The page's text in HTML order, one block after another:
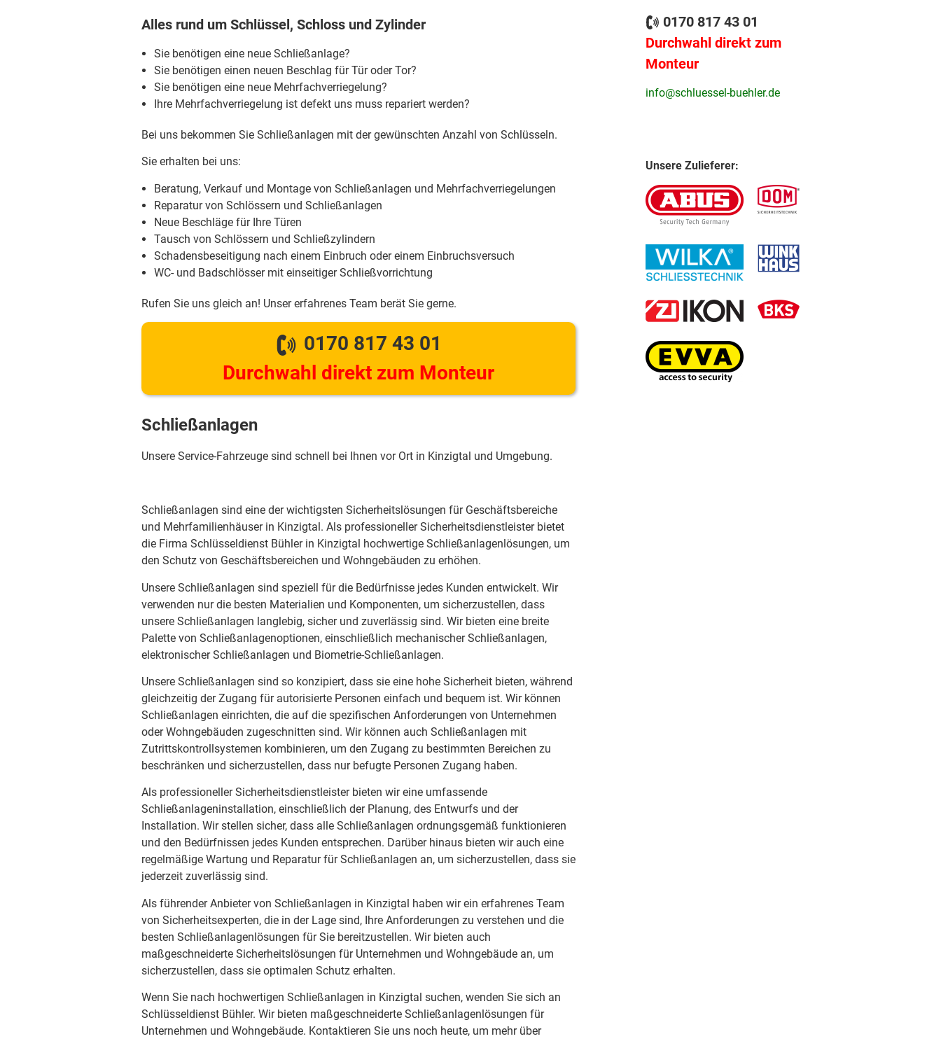
Alles rund um Schlüssel, Schloss und Zylinder
Sie benötigen eine neue Schließanlage?
Sie benötigen einen neuen Beschlag für Tür oder Tor?
Sie benötigen eine neue Mehrfachverriegelung?
Ihre Mehrfachverriegelung ist defekt uns muss repariert werden?
Bei uns bekommen Sie Schließanlagen mit der gewünschten Anzahl von Schlüsseln.
Sie erhalten bei uns:
Beratung, Verkauf und Montage von Schließanlagen und Mehrfachverriegelungen
Reparatur von Schlössern und Schließanlagen
Neue Beschläge für Ihre Türen
Tausch von Schlössern und Schließzylindern
Schadensbeseitigung nach einem Einbruch oder einem Einbruchsversuch
WC- und Badschlösser mit einseitiger Schließvorrichtung
Rufen Sie uns gleich an! Unser erfahrenes Team berät Sie gerne.
0170 817 43 01
Durchwahl direkt zum Monteur
Schließanlagen
Unsere Service-Fahrzeuge sind schnell bei Ihnen vor Ort in Kinzigtal und Umgebung.
Schließanlagen sind eine der wichtigsten Sicherheitslösungen für Geschäftsbereiche
und Mehrfamilienhäuser in Kinzigtal. Als professioneller Sicherheitsdienstleister bietet
die Firma Schlüsseldienst Bühler in Kinzigtal hochwertige Schließanlagenlösungen, um
den Schutz von Geschäftsbereichen und Wohngebäuden zu erhöhen.
Unsere Schließanlagen sind speziell für die Bedürfnisse jedes Kunden entwickelt. Wir
verwenden nur die besten Materialien und Komponenten, um sicherzustellen, dass
unsere Schließanlagen langlebig, sicher und zuverlässig sind. Wir bieten eine breite
Palette von Schließanlagenoptionen, einschließlich mechanischer Schließanlagen,
elektronischer Schließanlagen und Biometrie-Schließanlagen.
Unsere Schließanlagen sind so konzipiert, dass sie eine hohe Sicherheit bieten, während
gleichzeitig der Zugang für autorisierte Personen einfach und bequem ist. Wir können
Schließanlagen einrichten, die auf die spezifischen Anforderungen von Unternehmen
oder Wohngebäuden zugeschnitten sind. Wir können auch Schließanlagen mit
Zutrittskontrollsystemen kombinieren, um den Zugang zu bestimmten Bereichen zu
beschränken und sicherzustellen, dass nur befugte Personen Zugang haben.
Als professioneller Sicherheitsdienstleister bieten wir eine umfassende
Schließanlageninstallation, einschließlich der Planung, des Entwurfs und der
Installation. Wir stellen sicher, dass alle Schließanlagen ordnungsgemäß funktionieren
und den Bedürfnissen jedes Kunden entsprechen. Darüber hinaus bieten wir auch eine
regelmäßige Wartung und Reparatur für Schließanlagen an, um sicherzustellen, dass sie
jederzeit zuverlässig sind.
Als führender Anbieter von Schließanlagen in Kinzigtal haben wir ein erfahrenes Team
von Sicherheitsexperten, die in der Lage sind, Ihre Anforderungen zu verstehen und die
besten Schließanlagenlösungen für Sie bereitzustellen. Wir bieten auch
maßgeschneiderte Sicherheitslösungen für Unternehmen und Wohngebäude an, um
sicherzustellen, dass sie optimalen Schutz erhalten.
Wenn Sie nach hochwertigen Schließanlagen in Kinzigtal suchen, wenden Sie sich an
Schlüsseldienst Bühler. Wir bieten maßgeschneiderte Schließanlagenlösungen für
Unternehmen und Wohngebäude. Kontaktieren Sie uns noch heute, um mehr über
0170 817 43 01
Durchwahl direkt zum
Monteur
info@schluessel-buehler.de
Unsere Zulieferer: